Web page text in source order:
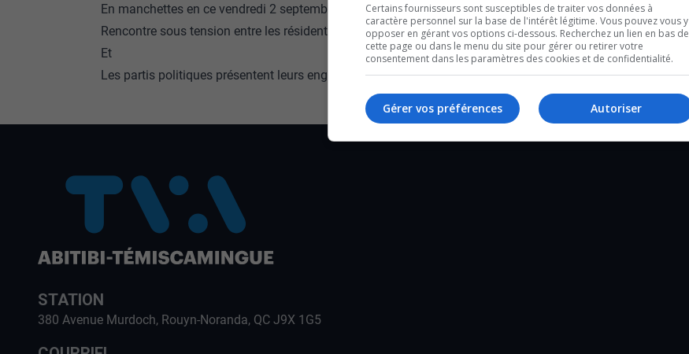
En manchettes en ce vendredi 2 septembre 2022 :
Rencontre sous tension entre les résidents du quartier Notre-Dame et la santé publique.
Et
Les partis politiques présentent leurs engagements en santé…
STATION
380 Avenue Murdoch, Rouyn-Noranda, QC J9X 1G5
Certains fournisseurs sont susceptibles de traiter vos données à
caractère personnel sur la base de l'intérêt légitime. Vous pouvez vous y
opposer en gérant vos options ci-dessous. Recherchez un lien en bas de
cette page ou dans le menu du site pour gérer ou retirer votre
consentement dans les paramètres des cookies et de confidentialité.
Autoriser
Gérer vos préférences